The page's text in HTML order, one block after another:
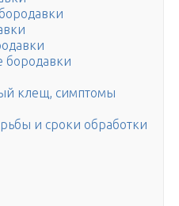
бородавки
клещ, симптомы
и сроки обработки